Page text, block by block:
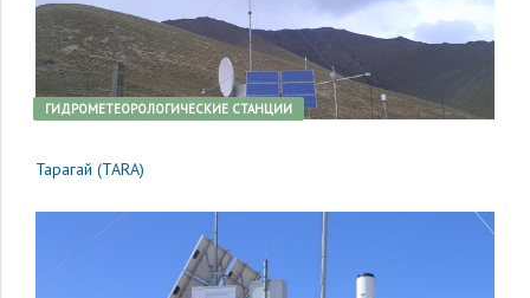
ГИДРОМЕТЕОРОЛОГИЧЕСКИЕ СТАНЦИИ
Тарагай (TARA)